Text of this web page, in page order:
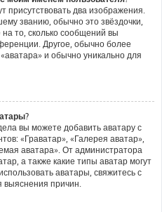
присутствовать два изображения.
званию, обычно это звёздочки,
то, сколько сообщений вы
Другое, обычно более
и обычно уникально для
вы можете добавить аватару с
«Граватар», «Галерея аватар»,
аватара». От администратора
а также какие типы аватар могут
аватары, свяжитесь с
выяснения причин.